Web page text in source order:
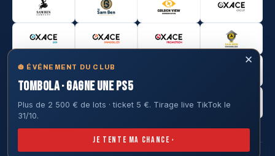
✕
🎃 ÉVÉNEMENT DU CLUB
TOMBOLA · GAGNE UNE PS5
Plus de 2 500 € de lots · ticket 5 €. Tirage live TikTok le
31/10.
Je tente ma chance ›